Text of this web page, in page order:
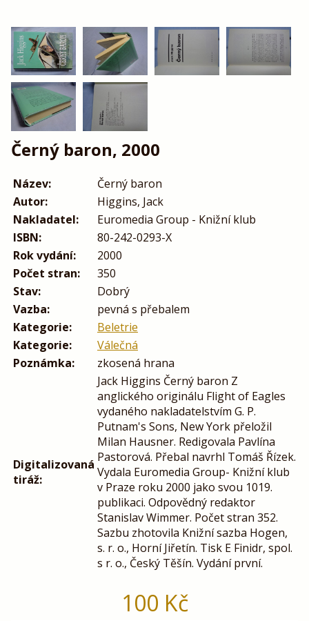
Černý baron, 2000
Název:
Černý baron
Autor:
Higgins, Jack
Nakladatel:
Euromedia Group - Knižní klub
ISBN:
80-242-0293-X
Rok vydání:
2000
Počet stran:
350
Stav:
Dobrý
Vazba:
pevná s přebalem
Kategorie:
Beletrie
Kategorie:
Válečná
Poznámka:
zkosená hrana
Digitalizovaná
tiráž:
Jack Higgins Černý baron Z
anglického originálu Flight of Eagles
vydaného nakladatelstvím G. P.
Putnam's Sons, New York přeložil
Milan Hausner. Redigovala Pavlína
Pastorová. Přebal navrhl Tomáš Řízek.
Vydala Euromedia Group- Knižní klub
v Praze roku 2000 jako svou 1019.
publikaci. Odpovědný redaktor
Stanislav Wimmer. Počet stran 352.
Sazbu zhotovila Knižní sazba Hogen,
s. r. o., Horní Jiřetín. Tisk E Finidr, spol.
s r. o., Český Těšín. Vydání první.
100 Kč